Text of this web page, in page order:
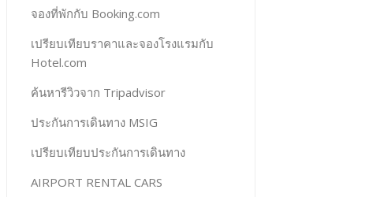
จองที่พักกับ Booking.com
เปรียบเทียบราคาและจองโรงแรมกับ
Hotel.com
ค้นหารีวิวจาก Tripadvisor
ประกันการเดินทาง MSIG
เปรียบเทียบประกันการเดินทาง
AIRPORT RENTAL CARS